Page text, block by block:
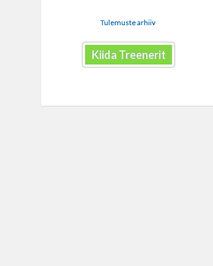
Tulemuste arhiiv
Kiida Treenerit